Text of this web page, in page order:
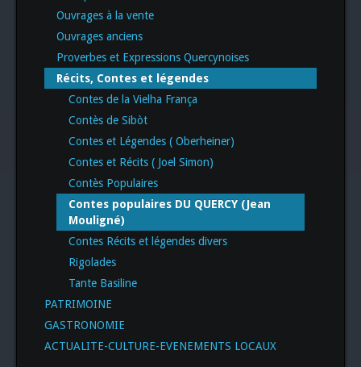
Ouvrages à la vente
Ouvrages anciens
Proverbes et Expressions Quercynoises
Récits, Contes et légendes
Contes de la Vielha França
Contès de Sibòt
Contes et Légendes ( Oberheiner)
Contes et Récits ( Joel Simon)
Contès Populaires
Contes populaires DU QUERCY (Jean
Mouligné)
Contes Récits et légendes divers
Rigolades
Tante Basiline
PATRIMOINE
GASTRONOMIE
ACTUALITE-CULTURE-EVENEMENTS LOCAUX